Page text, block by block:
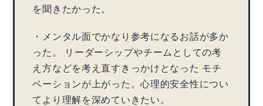
を聞きたかった。
・メンタル面でかなり参考になるお話が多か
った。 リーダーシップやチームとしての考
え方などを考え直すきっかけとなった モチ
ベーションが上がった。心理的安全性につい
てより理解を深めていきたい。